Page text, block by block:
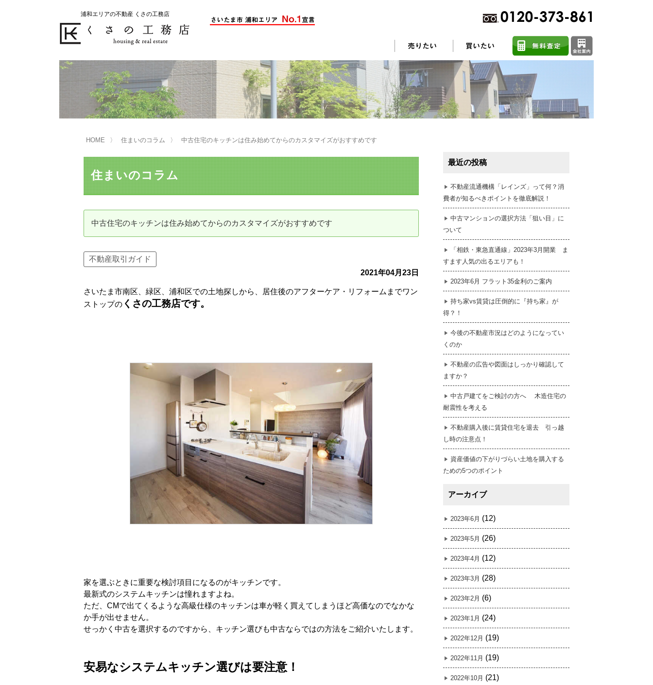
浦和エリアの不動産 くさの工務店
不動産の売却をお考えのお客様
くさの工務店が選ばれる理由 売却活動 売却されたお客様の声 不動産売却に関するよくある質問
買い替えサポート はじめての売却 不動産売却成功のコツ 任意売却
不動産の相続 売却前の修繕・リフォーム
売却の流れ（手順）
不動産売却の詳しい流れ 売買契約のご締結
不動産の引き渡し 不動産の残代金の受領について 不動産売却後の税金
不動産の購入をお考えのお客様
くさの工務店が選ばれる理由 購入されたお客様の声 不動産購入に関するよくある質問
住宅ローン控除・消費税について
リニュアル仲介とは
資産価値の減りにくい住宅購入 中古だから安心して購入できる仕組み リニュアル仲介で実現する豊かな暮らし はじめての物件探し
HOME 住まいのコラム 中古住宅のキッチンは住み始めてからのカスタマイズがおすすめです
住まいのコラム
中古住宅のキッチンは住み始めてからのカスタマイズがおすすめです
不動産取引ガイド
2021年04月23日
さいたま市南区、緑区、浦和区での土地探しから、居住後のアフターケア・リフォームまでワン
ストップの くさの工務店です。
家を選ぶときに重要な検討項目になるのがキッチンです。
最新式のシステムキッチンは憧れますよね。
ただ、CMで出てくるような高級仕様のキッチンは車が軽く買えてしまうほど高価なのでなかな
か手が出せません。
せっかく中古を選択するのですから、キッチン選びも中古ならではの方法をご紹介いたします。
安易なシステムキッチン選びは要注意！
最近の投稿
不動産流通機構「レインズ」って何？消
費者が知るべきポイントを徹底解説！
中古マンションの選択方法「狙い目」に
ついて
「相鉄・東急直通線」2023年3月開業 ま
すます人気の出るエリアも！
2023年6月 フラット35金利のご案内
持ち家vs賃貸は圧倒的に『持ち家』が
得？！
今後の不動産市況はどのようになってい
くのか
不動産の広告や図面はしっかり確認して
ますか？
中古戸建てをご検討の方へ 木造住宅の
耐震性を考える
不動産購入後に賃貸住宅を退去 引っ越
し時の注意点！
資産価値の下がりづらい土地を購入する
ための5つのポイント
アーカイブ
2023年6月 (12)
2023年5月 (26)
2023年4月 (12)
2023年3月 (28)
2023年2月 (6)
2023年1月 (24)
2022年12月 (19)
2022年11月 (19)
2022年10月 (21)